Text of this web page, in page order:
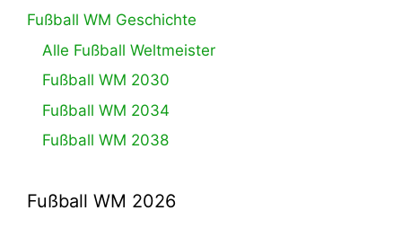
Fußball WM Geschichte
Alle Fußball Weltmeister
Fußball WM 2030
Fußball WM 2034
Fußball WM 2038
Fußball WM 2026